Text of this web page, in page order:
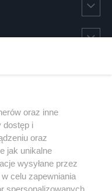
oraz inne
dostęp i
oraz
jak unikalne
wysyłane przez
celu zapewniania
spersonalizowanych